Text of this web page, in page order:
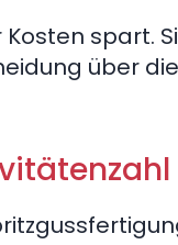
spart.
über die